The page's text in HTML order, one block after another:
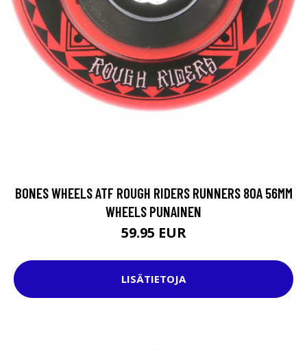
BONES WHEELS ATF ROUGH RIDERS RUNNERS 80A 56MM
WHEELS PUNAINEN
59.95 EUR
LISÄTIETOJA